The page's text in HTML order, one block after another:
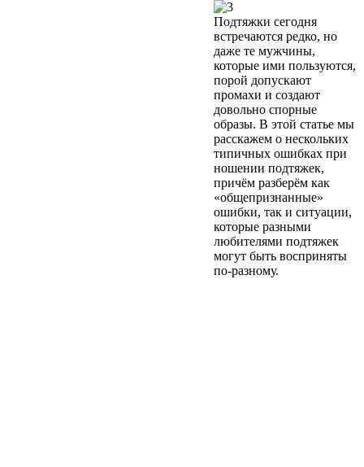
Подтяжки сегодня
встречаются редко, но
даже те мужчины,
которые ими пользуются,
порой допускают
промахи и создают
довольно спорные
образы. В этой статье мы
расскажем о нескольких
типичных ошибках при
ношении подтяжек,
причём разберём как
«общепризнанные»
ошибки, так и ситуации,
которые разными
любителями подтяжек
могут быть восприняты
по-разному.